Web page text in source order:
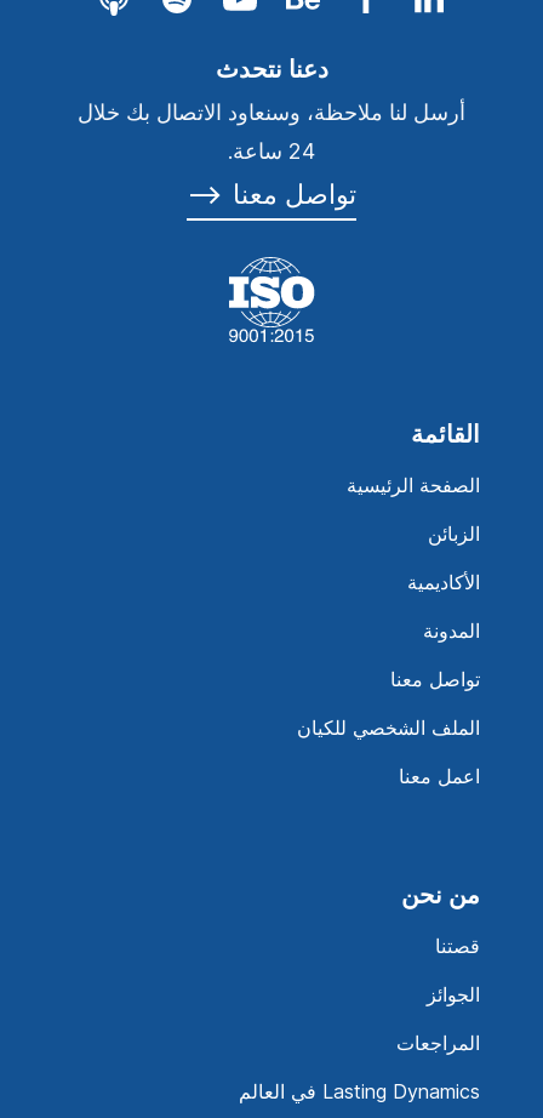
دعنا نتحدث
أرسل لنا ملاحظة، وسنعاود الاتصال بك خلال
24 ساعة.
تواصل معنا ⟶
القائمة
الصفحة الرئيسية
الزبائن
الأكاديمية
المدونة
تواصل معنا
الملف الشخصي للكيان
اعمل معنا
من نحن
قصتنا
الجوائز
المراجعات
Lasting Dynamics في العالم